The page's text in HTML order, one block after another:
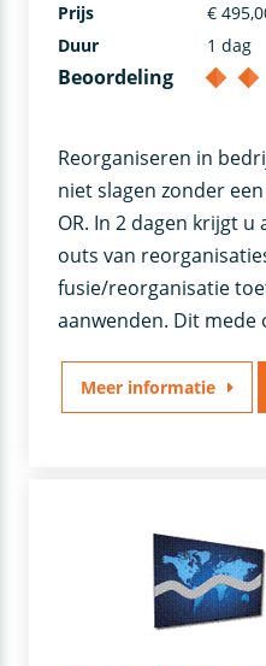
Reorganiseren in
niet slagen zonder
OR. In 2 dagen krijgt
outs van
fusie/reorganisatie
aanwenden. Dit mede
Prijs
€
Duur
1 dag
Beoordeling
Meer informatie